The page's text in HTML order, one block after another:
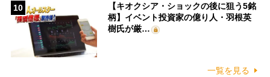
10
【キオクシア・ショックの後に狙う5銘
柄】イベント投資家の億り人・羽根英
樹氏が厳…
一覧を見る